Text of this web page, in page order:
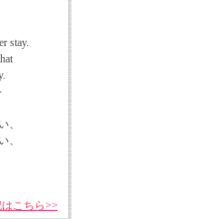
stay.
、
、
こちら>>